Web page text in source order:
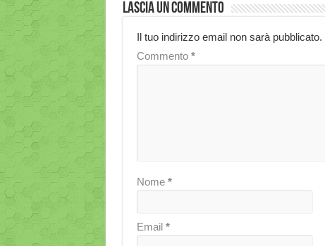
Lascia un commento
Il tuo indirizzo email non sarà pubblicato.
Commento *
Nome *
Email *